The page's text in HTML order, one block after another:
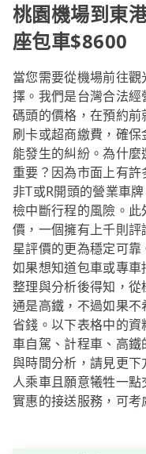
桃園機場到東
座包車$8600
當您需要從機場前往
擇。我們是台灣合法
碼頭的價格，在預約
刷卡或超商繳費，確
能發生的糾紛。為什
重要？因為市面上有
非T或R開頭的營業車
檢中斷行程的風險。
價，一個擁有上千則
星評價的更為穩定可靠
如果想知道包車或專
整理與分析後得知，
通是高鐵，不過如果
省錢。以下表格中的
車自駕、計程車、高
與時間分析，請見更
人乘車且願意犧牲一
實惠的接送服務，可